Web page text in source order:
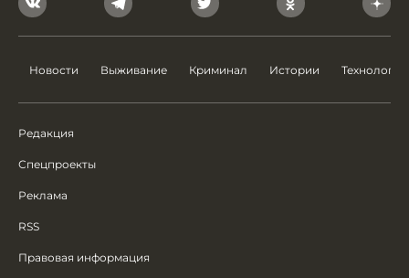
Новости Выживание Криминал Истории Технологии
Редакция
Спецпроекты
Реклама
RSS
Правовая информация